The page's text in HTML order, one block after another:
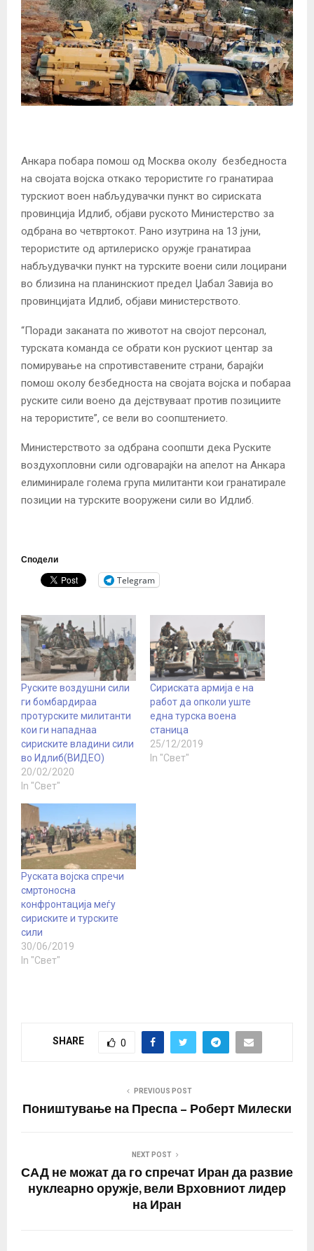
Анкара побара помош од Москва околу безбедноста
на својата војска откако терористите го гранатираа
турскиот воен набљудувачки пункт во сириската
провинција Идлиб, објави руското Министерство за
одбрана во четвртокот. Рано изутрина на 13 јуни,
терористите од артилериско оружје гранатираа
набљудувачки пункт на турските воени сили лоцирани
во близина на планинскиот предел Џабал Завија во
провинцијата Идлиб, објави министерството.
“Поради заканата по животот на својот персонал,
турската команда се обрати кон рускиот центар за
помирување на спротивставените страни, барајќи
помош околу безбедноста на својата војска и побараа
руските сили воено да дејствуваат против позициите
на терористите”, се вели во соопштението.
Министерството за одбрана соопшти дека Руските
воздухопловни сили одговарајќи на апелот на Анкара
елиминирале голема група милитанти кои гранатирале
позиции на турските вооружени сили во Идлиб.
Сподели
Telegram
Руските воздушни сили
ги бомбардираа
протурските милитанти
кои ги нападнаа
сириските владини сили
во Идлиб(ВИДЕО)
20/02/2020
In "Свет"
Сириската армија е на
работ да опколи уште
една турска воена
станица
25/12/2019
In "Свет"
Руската војска спречи
смртоносна
конфронтација меѓу
сириските и турските
сили
30/06/2019
In "Свет"
SHARE 0
PREVIOUS POST
Поништување на Преспа – Роберт Милески
NEXT POST
САД не можат да го спречат Иран да развие
нуклеарно оружје, вели Врховниот лидер
на Иран